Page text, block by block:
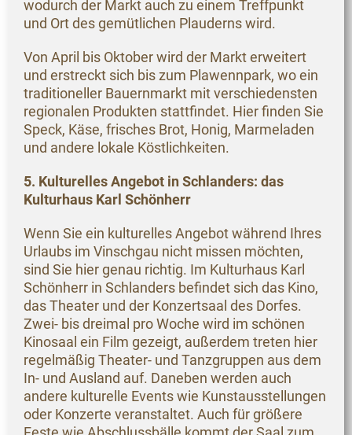
wodurch der Markt auch zu einem Treffpunkt
und Ort des gemütlichen Plauderns wird.
Von April bis Oktober wird der Markt erweitert
und erstreckt sich bis zum Plawennpark, wo ein
traditioneller Bauernmarkt mit verschiedensten
regionalen Produkten stattfindet. Hier finden Sie
Speck, Käse, frisches Brot, Honig, Marmeladen
und andere lokale Köstlichkeiten.
5. Kulturelles Angebot in Schlanders: das
Kulturhaus Karl Schönherr
Wenn Sie ein kulturelles Angebot während Ihres
Urlaubs im Vinschgau nicht missen möchten,
sind Sie hier genau richtig. Im Kulturhaus Karl
Schönherr in Schlanders befindet sich das Kino,
das Theater und der Konzertsaal des Dorfes.
Zwei- bis dreimal pro Woche wird im schönen
Kinosaal ein Film gezeigt, außerdem treten hier
regelmäßig Theater- und Tanzgruppen aus dem
In- und Ausland auf. Daneben werden auch
andere kulturelle Events wie Kunstausstellungen
oder Konzerte veranstaltet. Auch für größere